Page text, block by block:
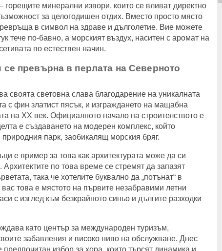
горещите минерални извори, които се вливат директно
за целогодишен отдих. Вместо просто място
в символ на здраве и дълголетие. Вие можете
тече по-бавно, а морският въздух, наситен с аромат на
по естествен начин.
се превърна в перлата на Северното
своята световна слава благодарение на уникалната
с фин златист пясък, и изграждането на мащабна
на XX век. Официалното начало на строителството е
е създаването на модерен комплекс, който
парк, заобикалящ морския бряг.
е пример за това как архитектурата може да си
Архитектите по това време се стремят да запазят
така че хотелите буквално да „потънат“ в
това е мястото на първите незабравими летни
с изглед към безкрайното синьо и дългите разходки
като център за международен туризъм,
забавления и високо ниво на обслужване. Днес